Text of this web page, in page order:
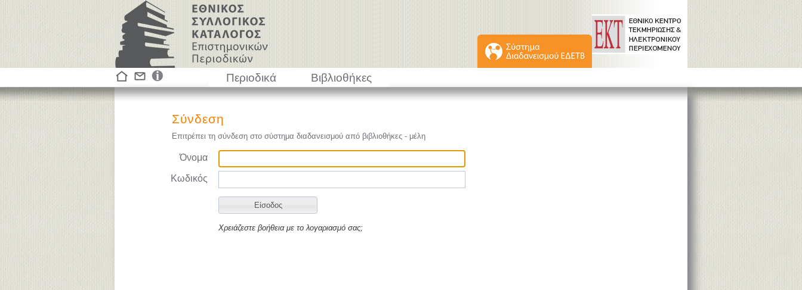
Περιοδικά Βιβλιοθήκες
Σύνδεση
Επιτρέπει τη σύνδεση στο σύστημα διαδανεισμού από βιβλιοθήκες - μέλη
Όνομα
Κωδικός
Χρειάζεστε βοήθεια με το λογαριασμό σας;